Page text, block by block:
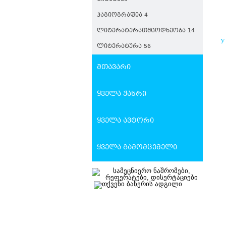
ᲰᲐᲒᲘᲝᲒᲠᲐᲤᲘᲐ 4
ᲚᲘᲢᲔᲠᲐᲢᲣᲠᲐᲗᲛᲪᲝᲓᲜᲔᲝᲑᲐ 14
ᲚᲘᲢᲔᲠᲐᲢᲣᲠᲐ 56
მთავარი
ყველა ჟანრი
ყველა ავტორი
ყველა გამომცემელი
У